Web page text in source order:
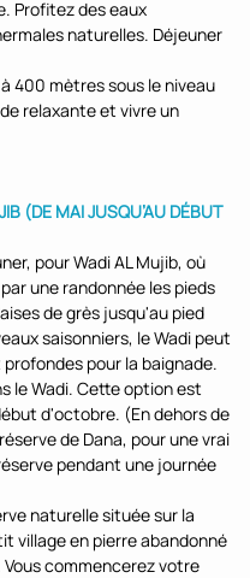
Profitez des eaux
naturelles. Déjeuner
400 mètres sous le niveau
relaxante et vivre un
(DE MAI JUSQU’AU DÉBUT
pour Wadi AL Mujib, où
une randonnée les pieds
de grès jusqu'au pied
saisonniers, le Wadi peut
pour la baignade.
le Wadi. Cette option est
d'octobre. (En dehors de
de Dana, pour une vrai
pendant une journée
naturelle située sur la
village en pierre abandonné
commencerez votre